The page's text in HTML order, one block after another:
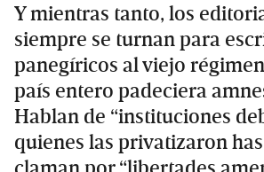
Y mientras tanto, los
siempre se turnan para
panegíricos al viejo
país entero padeciera
Hablan de “instituciones
quienes las privatizaron